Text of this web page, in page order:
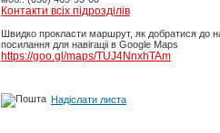
Контакти всіх підрозділів
Швидко прокласти маршрут, як добратися до
посилання для навігаціі в Google Maps
https://goo.gl/maps/TUJ4NnxhTAm
Надіслати листа